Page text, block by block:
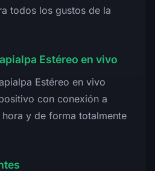
todos los gustos de la
Estéreo en vivo
Estéreo en vivo
con conexión a
y de forma totalmente